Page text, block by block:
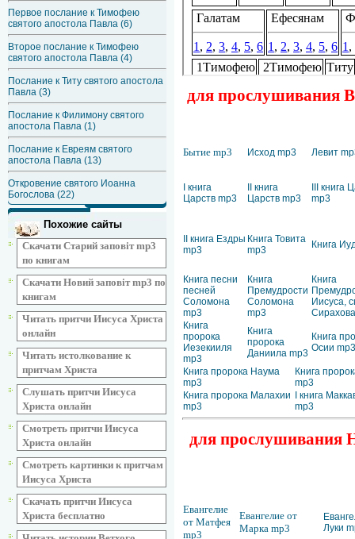
Первое послание к Тимофею
святого апостола Павла (6)
Второе послание к Тимофею
святого апостола Павла (4)
Послание к Титу святого апостола
Павла (3)
Послание к Филимону святого
апостола Павла (1)
Послание к Евреям святого
апостола Павла (13)
Откровение святого Иоанна
Богослова (22)
Похожие сайты
Скачати Старий заповіт mp3
по книгам
Скачати Новий заповіт mp3 по
книгам
Читать притчи Иисуса Христа
онлайн
Читать истолкование к
притчам Христа
Слушать притчи Иисуса
Христа онлайн
Смотреть притчи Иисуса
Христа онлайн
Смотреть картинки к притчам
Иисуса Христа
Скачать притчи Иисуса
Христа бесплатно
для прослушивания
Бытие mp3 Исход mp3 Левит
I книга
Царств mp3
II книга
Царств mp3
III книга
mp3
II книга Ездры
mp3
Книга Товита
mp3
Книга
Книга песни
песней
Соломона
mp3
Книга
Премудрости
Соломона
mp3
Книга
Иисуса,
Книга
пророка
Иезекииля
mp3
Книга
пророка
Даниила mp3
Книга
Осии mp3
Книга пророка Наума
mp3
Книга
mp3
Книга пророка Малахии
mp3
I книга
mp3
для прослушивания
Евангелие
от Матфея
mp3
Евангелие от
Марка mp3
Луки